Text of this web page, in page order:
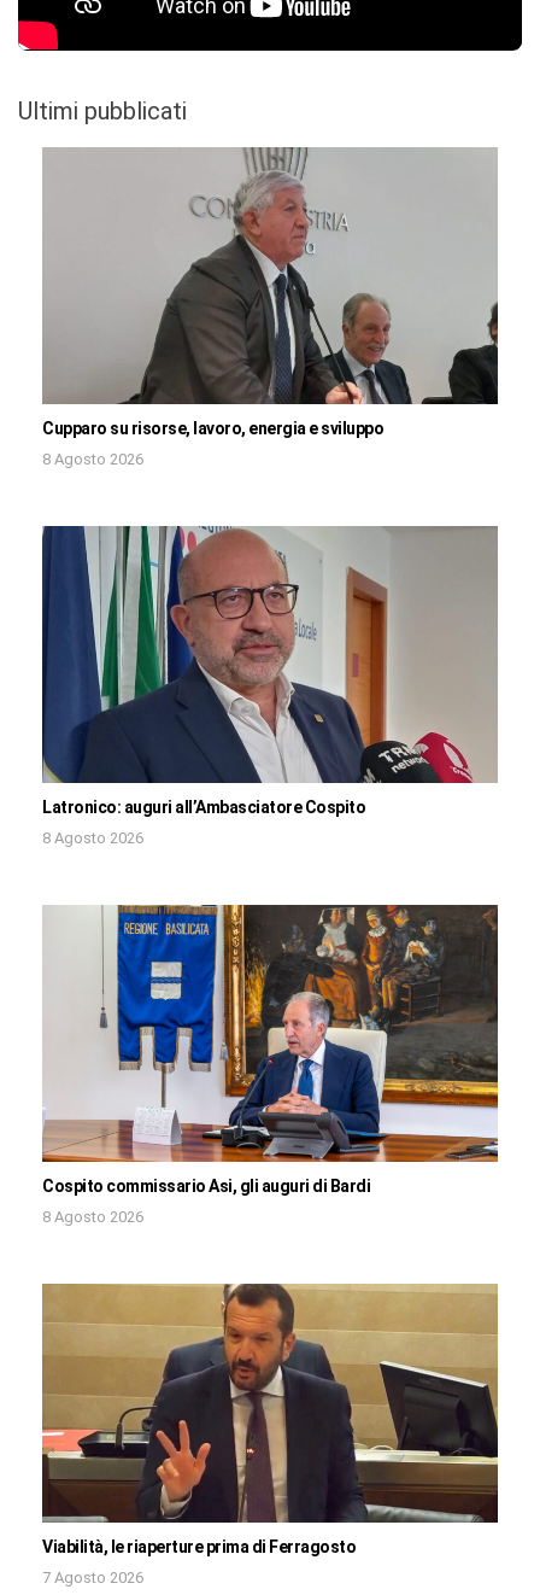
Ultimi pubblicati
Cupparo su risorse, lavoro, energia e sviluppo
8 Agosto 2026
Latronico: auguri all’Ambasciatore Cospito
8 Agosto 2026
Cospito commissario Asi, gli auguri di Bardi
8 Agosto 2026
Viabilità, le riaperture prima di Ferragosto
7 Agosto 2026